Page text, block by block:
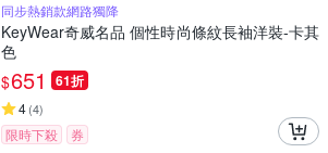
同步熱銷款網路獨降
KeyWear奇威名品 個性時尚條紋長袖洋裝-卡其
色
$651 61折
4(4)
限時下殺 券